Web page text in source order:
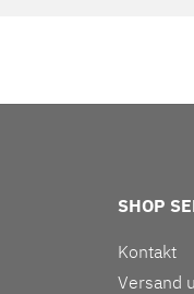
SHOP
Kontakt
Versand